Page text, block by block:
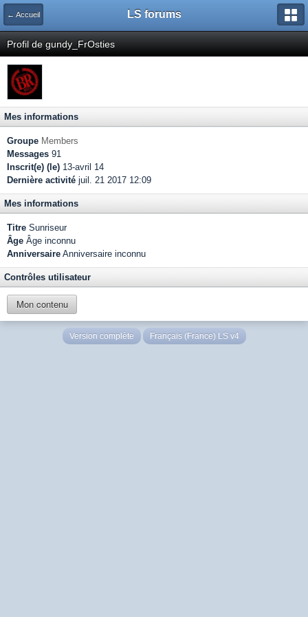
← Accueil LS forums
Profil de gundy_FrOsties
Mes informations
Groupe Members
Messages 91
Inscrit(e) (le) 13-avril 14
Dernière activité juil. 21 2017 12:09
Mes informations
Titre Sunriseur
Âge Âge inconnu
Anniversaire Anniversaire inconnu
Contrôles utilisateur
Mon contenu
Version complète Français (France) LS v4